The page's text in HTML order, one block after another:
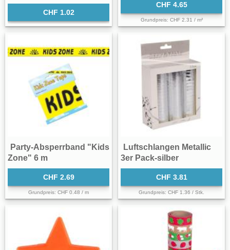
CHF 1.02
CHF 4.65
Grundpreis: CHF 2.31 / m²
Party-Absperrband "Kids
Zone" 6 m
CHF 2.69
Grundpreis: CHF 0.48 / m
Luftschlangen Metallic
3er Pack-silber
CHF 3.81
Grundpreis: CHF 1.36 / Stk.